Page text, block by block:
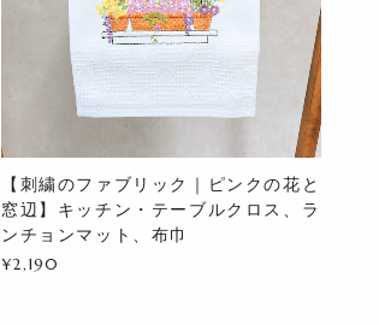
【刺繍のファブリック｜ピンクの花と
窓辺】キッチン・テーブルクロス、ラ
ンチョンマット、布巾
¥2,190